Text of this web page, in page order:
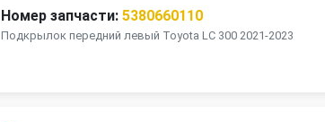
Номер запчасти: 5380660110
Подкрылок передний левый Toyota LC 300 2021-2023